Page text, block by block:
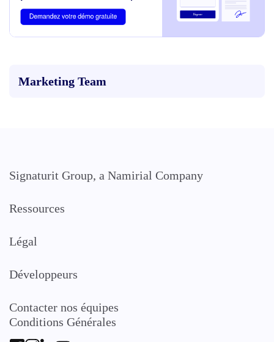
Marketing Team
Signaturit Group, a Namirial Company
Ressources
Légal
Développeurs
Contacter nos équipes
Conditions Générales